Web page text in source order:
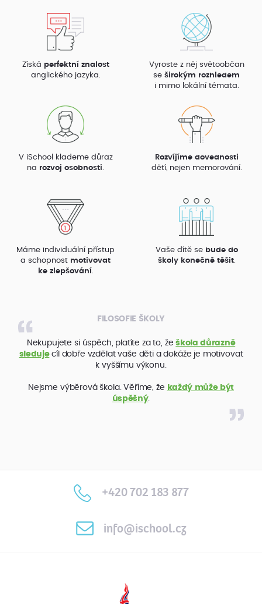
Získá perfektní znalost
anglického jazyka.
Vyroste z něj světoobčan
se širokým rozhledem
i mimo lokální témata.
V iSchool klademe důraz
na rozvoj osobnosti.
Rozvíjíme dovednosti
dětí, nejen memorování.
Máme individuální přístup
a schopnost motivovat
ke zlepšování.
Vaše dítě se bude do
školy konečně těšit.
FILOSOFIE ŠKOLY
Nekupujete si úspěch, platíte za to, žeškola důrazně
sledujecíl dobře vzdělat vaše děti a dokáže je motivovat
k vyššímu výkonu.
Nejsme výběrová škola. Věříme, že každý může být
úspěšný.
+420 702 183 877
info@ischool.cz